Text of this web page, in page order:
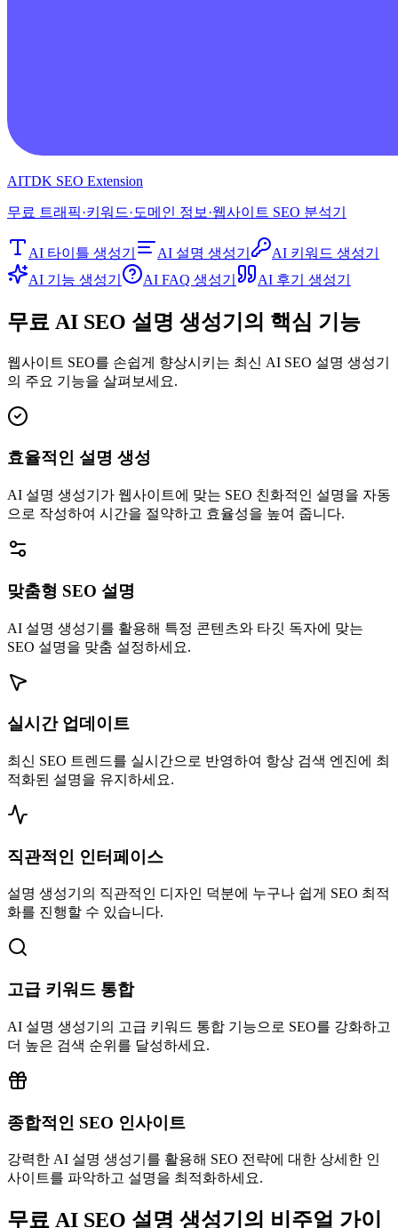
AITDK SEO Extension
무료 트래픽·키워드·도메인 정보·웹사이트 SEO 분석기
AI 타이틀 생성기 AI 설명 생성기
AI 키워드 생성기
AI 기능 생성기
AI FAQ 생성기 AI 후기 생성기
무료 AI SEO 설명 생성기의 핵심 기능
웹사이트 SEO를 손쉽게 향상시키는 최신 AI SEO 설명 생성기
의 주요 기능을 살펴보세요.
효율적인 설명 생성
AI 설명 생성기가 웹사이트에 맞는 SEO 친화적인 설명을 자동
으로 작성하여 시간을 절약하고 효율성을 높여 줍니다.
맞춤형 SEO 설명
AI 설명 생성기를 활용해 특정 콘텐츠와 타깃 독자에 맞는
SEO 설명을 맞춤 설정하세요.
실시간 업데이트
최신 SEO 트렌드를 실시간으로 반영하여 항상 검색 엔진에 최
적화된 설명을 유지하세요.
직관적인 인터페이스
설명 생성기의 직관적인 디자인 덕분에 누구나 쉽게 SEO 최적
화를 진행할 수 있습니다.
고급 키워드 통합
AI 설명 생성기의 고급 키워드 통합 기능으로 SEO를 강화하고
더 높은 검색 순위를 달성하세요.
종합적인 SEO 인사이트
강력한 AI 설명 생성기를 활용해 SEO 전략에 대한 상세한 인
사이트를 파악하고 설명을 최적화하세요.
무료 AI SEO 설명 생성기의 비주얼 가이